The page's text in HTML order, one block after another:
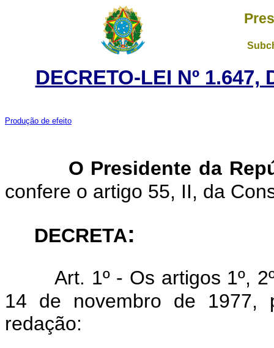
DECRETO-LEI Nº 1.647,
Produção de efeito
O Presidente da
confere o artigo 55, II, da
DECRETA:
Art. 1º - Os artigos 1º,
14 de novembro de 1977,
redação: